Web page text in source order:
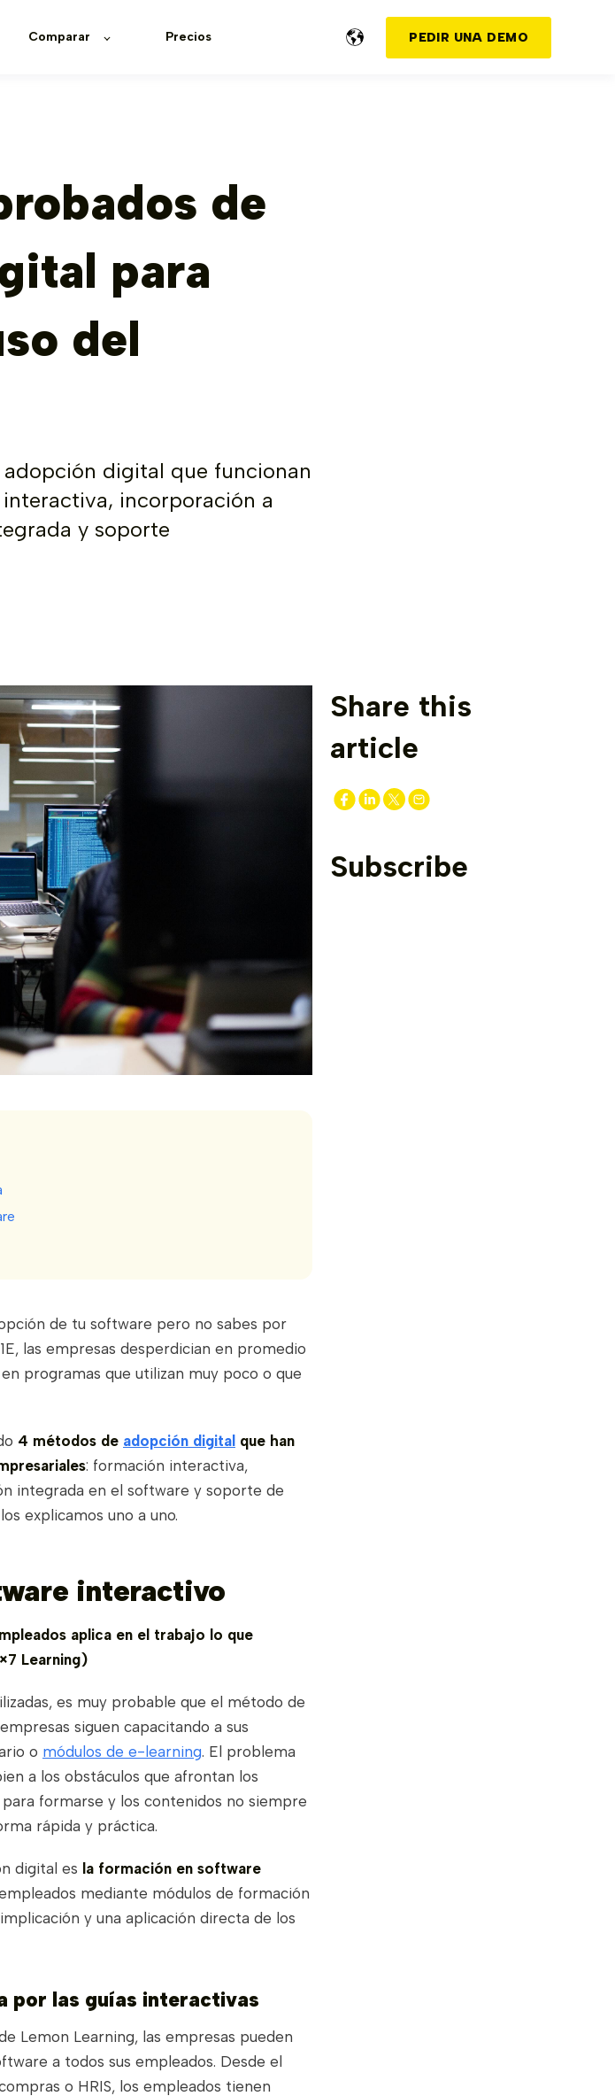
Comparar Precios PEDIR UNA DEMO
de
para
del
digital que funcionan
incorporación a
y soporte
Share this
article
Subscribe
de tu software pero no sabes por
las empresas desperdician en promedio
programas que utilizan muy poco o que
4 métodos de adopción digital que han
: formación interactiva,
integrada en el software y soporte de
explicamos uno a uno.
interactivo
aplica en el trabajo lo que
Learning)
es muy probable que el método de
siguen capacitando a sus
o módulos de e-learning. El problema
a los obstáculos que afrontan los
formarse y los contenidos no siempre
rápida y práctica.
digital es la formación en software
mediante módulos de formación
y una aplicación directa de los
por las guías interactivas
Lemon Learning, las empresas pueden
a todos sus empleados. Desde el
o HRIS, los empleados tienen